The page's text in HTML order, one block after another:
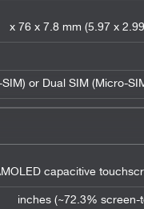
or Dual SIM (Micro-
capacitive